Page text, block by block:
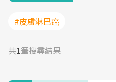
#皮膚淋巴癌
共1筆搜尋結果